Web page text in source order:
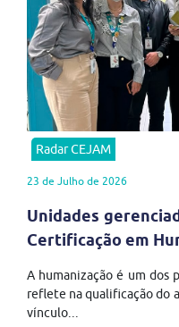
Radar CEJAM
23 de Julho de 2026
Unidades
Certificação em
A humanização é um dos
reflete na qualificação do
vínculo...